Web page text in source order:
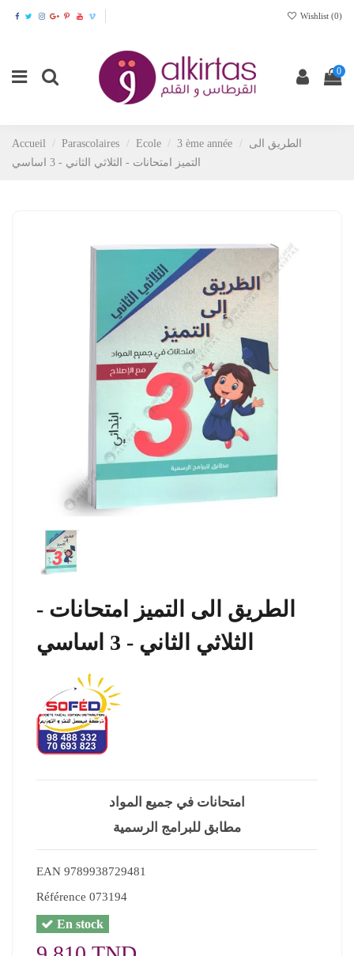
Wishlist (0)
0
Accueil Parascolaires Ecole 3 ème année
الطريق الى
التميز امتحانات - الثلاثي الثاني - 3 اساسي
الطريق الى التميز امتحانات -
الثلاثي الثاني - 3 اساسي
امتحانات في جميع المواد
مطابق للبرامج الرسمية
EAN 9789938729481
Référence 073194
En stock